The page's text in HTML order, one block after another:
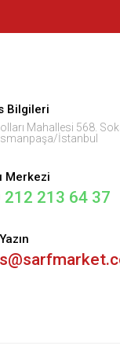
Bilgileri
Mahallesi 568.
İstanbul
Merkezi
212 213 64 37